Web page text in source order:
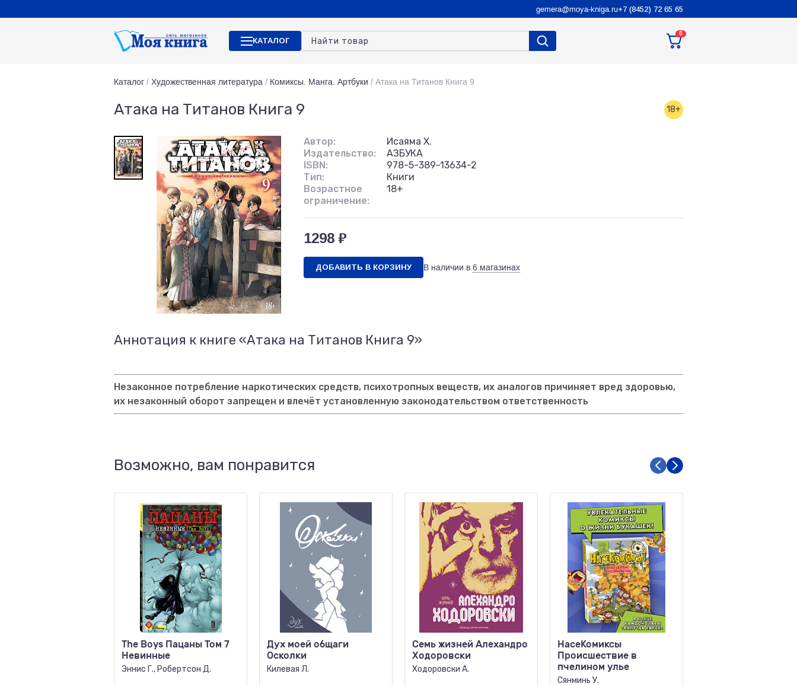
gemera@moya-kniga.ru+7 (8452) 72 65 65
КАТАЛОГ
0
Каталог / Художественная литература / Комиксы. Манга. Артбуки / Атака на Титанов Книга 9
Атака на Титанов Книга 9 18+
Автор:
Исаяма Х.
Издательство:
АЗБУКА
ISBN:
978-5-389-13634-2
Тип:
Книги
Возрастное
ограничение:
18+
1298 ₽
ДОБАВИТЬ В КОРЗИНУ В наличии в 6 магазинах
Аннотация к книге «Атака на Титанов Книга 9»
Незаконное потребление наркотических средств, психотропных веществ, их аналогов причиняет вред здоровью,
их незаконный оборот запрещен и влечёт установленную законодательством ответственность
Возможно, вам понравится
The Boys Пацаны Том 7
Невинные
Эннис Г., Робертсон Д.
Дух моей общаги
Осколки
Килевая Л.
Семь жизней Алехандро
Ходоровски
Ходоровски А.
НасеКомиксы
Происшествие в
пчелином улье
Сянминь У.